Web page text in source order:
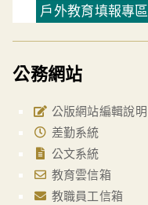
戶外教育填報專區
公務網站
公版網站編輯說明
差勤系統
公文系統
教育雲信箱
教職員工信箱